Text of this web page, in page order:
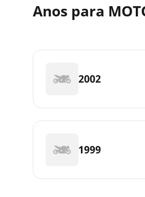
Anos para
2002
1999